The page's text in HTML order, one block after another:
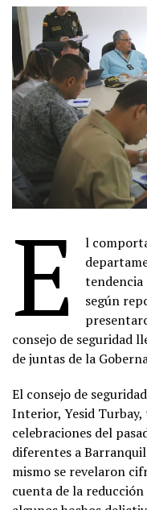
E
l
tendencia
según
consejo de seguridad
de juntas de la
El consejo de
Interior, Yesid
celebraciones del
diferentes a
mismo se revelaron
cuenta de la